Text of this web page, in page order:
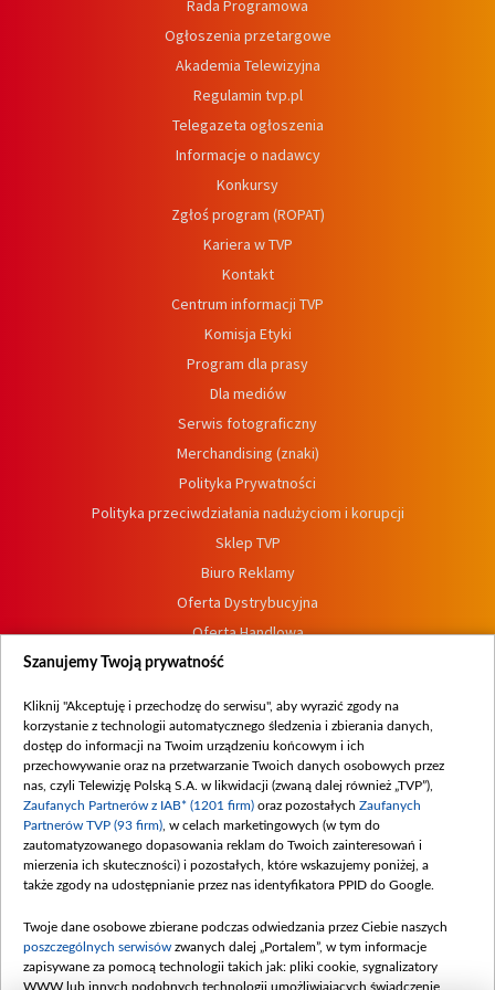
Rada Programowa
Ogłoszenia przetargowe
Akademia Telewizyjna
Regulamin tvp.pl
Telegazeta ogłoszenia
Informacje o nadawcy
Konkursy
Zgłoś program (ROPAT)
Kariera w TVP
Kontakt
Centrum informacji TVP
Komisja Etyki
Program dla prasy
Dla mediów
Serwis fotograficzny
Merchandising (znaki)
Polityka Prywatności
Polityka przeciwdziałania nadużyciom i korupcji
Sklep TVP
Biuro Reklamy
Oferta Dystrybucyjna
Oferta Handlowa
Dostępność
Procedura zgłoszeń wewnętrznych
Szanujemy Twoją prywatność
Kliknij "Akceptuję i przechodzę do serwisu", aby wyrazić zgody na
korzystanie z technologii automatycznego śledzenia i zbierania danych,
dostęp do informacji na Twoim urządzeniu końcowym i ich
przechowywanie oraz na przetwarzanie Twoich danych osobowych przez
nas, czyli Telewizję Polską S.A. w likwidacji (zwaną dalej również „TVP”),
Zaufanych Partnerów z IAB* (1201 firm) oraz pozostałych Zaufanych
Partnerów TVP (93 firm) , w celach marketingowych (w tym do
zautomatyzowanego dopasowania reklam do Twoich zainteresowań i
mierzenia ich skuteczności) i pozostałych, które wskazujemy poniżej, a
także zgody na udostępnianie przez nas identyfikatora PPID do Google.
Twoje dane osobowe zbierane podczas odwiedzania przez Ciebie naszych
poszczególnych serwisów zwanych dalej „Portalem”, w tym informacje
zapisywane za pomocą technologii takich jak: pliki cookie, sygnalizatory
WWW lub innych podobnych technologii umożliwiających świadczenie